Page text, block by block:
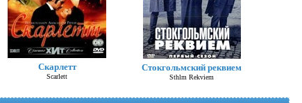
Скарлетт
Scarlett
Стокгольмский реквием
Sthlm Rekviem